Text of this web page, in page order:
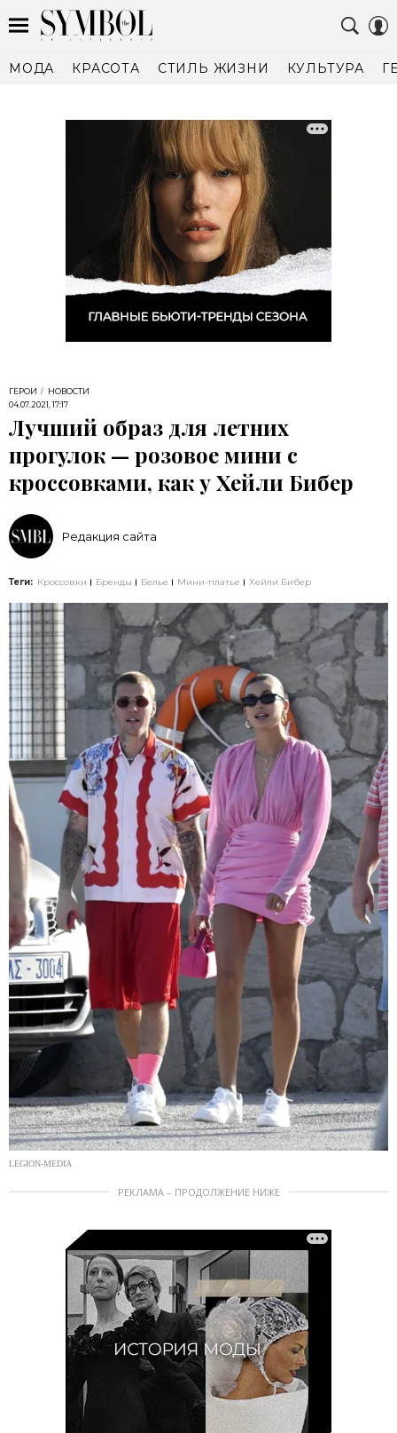
МОДА КРАСОТА СТИЛЬ ЖИЗНИ КУЛЬТУРА
ГЕРОИ
НОВОСТИ
04.07.2021, 17:17
Лучший образ для летних
прогулок — розовое мини с
кроссовками, как у Хейли Бибер
Редакция сайта
Теги: Кроссовки Бренды Белье Мини-платье Хейли Бибер
LEGION-MEDIA
РЕКЛАМА – ПРОДОЛЖЕНИЕ НИЖЕ